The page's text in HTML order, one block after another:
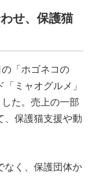
せ、保護猫
「ホゴネコの
ミャオグルメ」
た。売上の一部
、保護猫支援や動
なく、保護団体か